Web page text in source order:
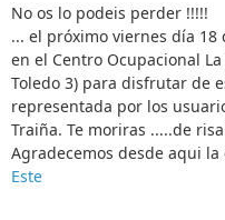
No os lo podeis perder !!!!!
... el próximo viernes día 18
en el Centro Ocupacional
Toledo 3) para disfrutar de
representada por los
Traiña. Te moriras .....de
Agradecemos desde aqui
Este